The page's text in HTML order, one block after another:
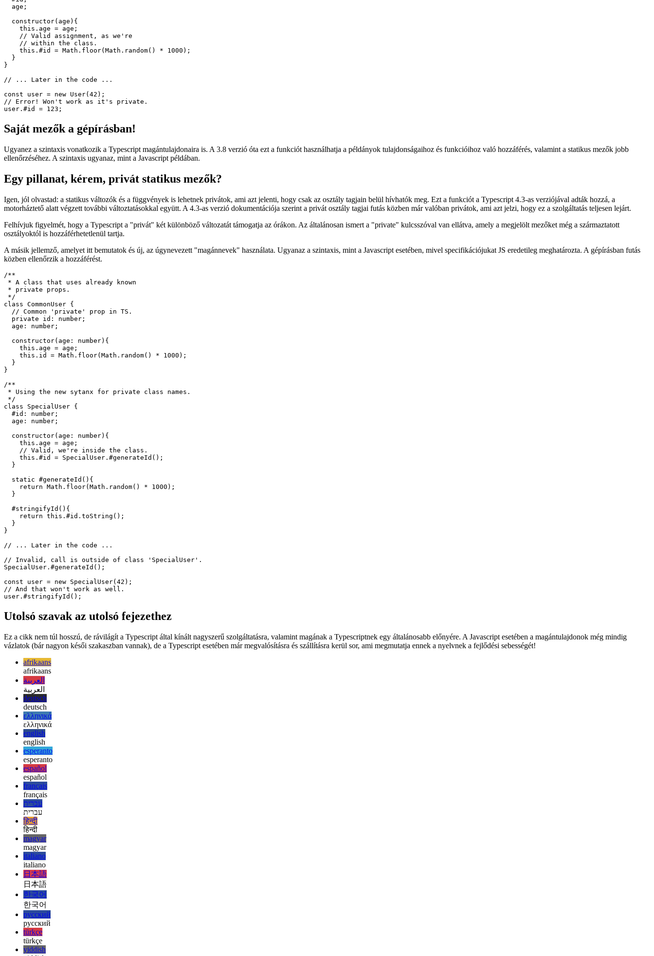
class User {
  // A prop marked as private.
  #id;
  age;
  constructor(age){
    this.age = age;
    // Valid assignment, as we're
    // within the class.
    this.#id = Math.floor(Math.random() * 1000);
  }
}
// ... Later in the code ...
const user = new User(42);
Saját mezők a gépírásban!
ellenőrzéséhez. A szintaxis ugyanaz, mint a Javascript példában.
Egy pillanat, kérem, privát statikus mezők?
motorháztető alatt végzett további változtatásokkal együtt. A 4.3-as verzió dokumentációja szerint a privát osztály tagjai futás közben már valóban privátok, ami azt jelzi, hogy ez a szolgáltatás teljesen lejárt.
osztályoktól is hozzáférhetetlenül tartja.
közben ellenőrzik a hozzáférést.
/**
* A class that uses already known
* private props.
*/
class CommonUser {
  // Common 'private' prop in TS.
  private id: number;
  age: number;
  constructor(age: number){
    this.age = age;
    this.id = Math.floor(Math.random() * 1000);
  }
}
/**
* Using the new sytanx for private class names.
*/
class SpecialUser {
  #id: number;
  age: number;
  constructor(age: number){
    this.age = age;
    // Valid, we're inside the class.
    this.#id = SpecialUser.#generateId();
  static #generateId(){
    return Math.floor(Math.random() * 1000);
  #stringifyId(){
    return this.#id.toString();
  }
}
// ... Later in the code ...
// Invalid, call is outside of class 'SpecialUser'.
SpecialUser.#generateId();
const user = new SpecialUser(42);
Utolsó szavak az utolsó fejezethez
Ez a cikk nem túl hosszú, de rávilágít a Typescript által kínált nagyszerű szolgáltatásra, valamint magának a Typescriptnek egy általánosabb előnyére. A Javascript esetében a magántulajdonok még mindig
vázlatok (bár nagyon késői szakaszban vannak), de a Typescript esetében már megvalósításra és szállításra kerül sor, ami megmutatja ennek a nyelvnek a fejlődési sebességét!
afrikaans
afrikaans
العربية
العربية
deutsch
deutsch
ελληνικά
ελληνικά
english
english
esperanto
esperanto
español
español
français
français
עברית
עברית
हिन्दी
हिन्दी
magyar
magyar
italiano
italiano
日本語
日本語
한국어
한국어
русский
русский
türkçe